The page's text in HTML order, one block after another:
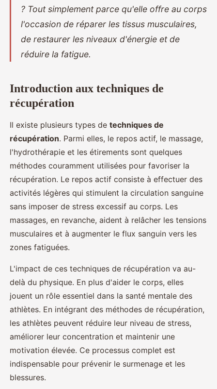
? Tout simplement parce qu'elle offre au corps
l'occasion de réparer les tissus musculaires,
de restaurer les niveaux d'énergie et de
réduire la fatigue.
Introduction aux techniques de
récupération
Il existe plusieurs types de techniques de
récupération. Parmi elles, le repos actif, le massage,
l'hydrothérapie et les étirements sont quelques
méthodes couramment utilisées pour favoriser la
récupération. Le repos actif consiste à effectuer des
activités légères qui stimulent la circulation sanguine
sans imposer de stress excessif au corps. Les
massages, en revanche, aident à relâcher les tensions
musculaires et à augmenter le flux sanguin vers les
zones fatiguées.
L'impact de ces techniques de récupération va au-
delà du physique. En plus d'aider le corps, elles
jouent un rôle essentiel dans la santé mentale des
athlètes. En intégrant des méthodes de récupération,
les athlètes peuvent réduire leur niveau de stress,
améliorer leur concentration et maintenir une
motivation élevée. Ce processus complet est
indispensable pour prévenir le surmenage et les
blessures.